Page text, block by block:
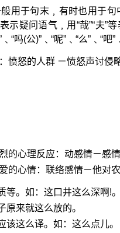
用于句末﹐有时也用于句
示疑问语气﹐用“哉”“夫”
吗(公)”﹑“呢”﹑“么”﹑“吧
愤怒的人群 ㄧ愤怒声讨侵
心理反应：动感情ㄧ感情
心情：联络感情ㄧ他对农
等。如：这口井这么深啊!。
原来就这么放的。
该这么译。如：这么点儿。